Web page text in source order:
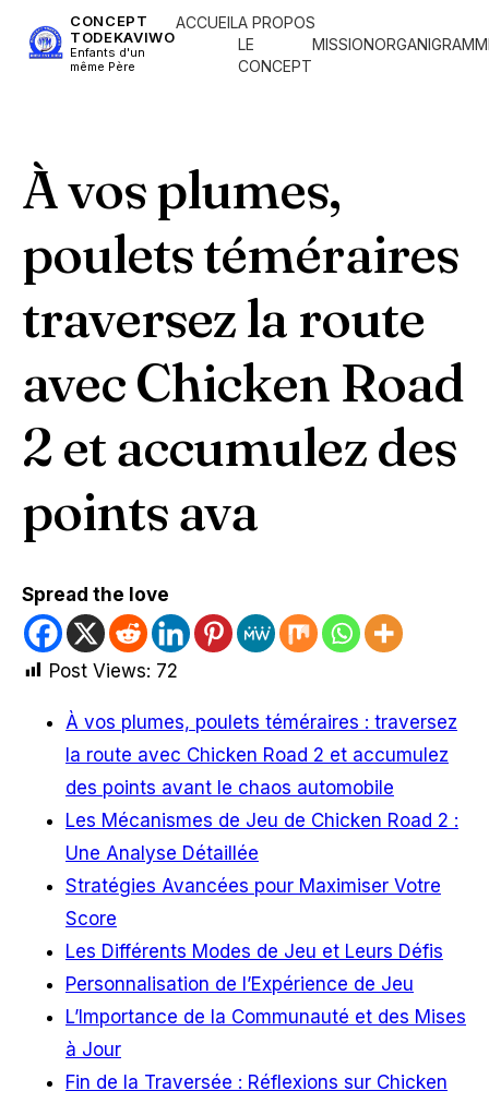
CONCEPT
TODEKAVIWO
Enfants d'un
même Père
ACCUEILA PROPOS
LE
CONCEPT
MISSION
À vos plumes,
poulets téméraires
traversez la route
avec Chicken Road
2 et accumulez des
points ava
Spread the love
Post Views: 72
À vos plumes, poulets téméraires : traversez
la route avec Chicken Road 2 et accumulez
des points avant le chaos automobile
Les Mécanismes de Jeu de Chicken Road 2 :
Une Analyse Détaillée
Stratégies Avancées pour Maximiser Votre
Score
Les Différents Modes de Jeu et Leurs Défis
Personnalisation de l’Expérience de Jeu
L’Importance de la Communauté et des Mises
à Jour
Fin de la Traversée : Réflexions sur Chicken